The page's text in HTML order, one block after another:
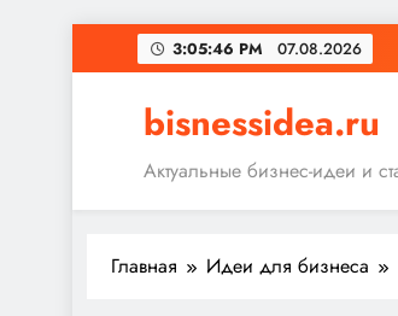
Перейти
к
3:05:47 PM 07.08.2026
bisnessidea.ru
Актуальные бизнес-идеи и
Главная Идеи для бизнеса